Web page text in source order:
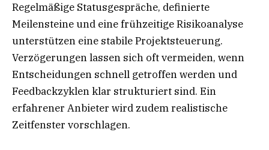
Regelmäßige Statusgespräche, definierte
Meilensteine und eine frühzeitige Risikoanalyse
unterstützen eine stabile Projektsteuerung.
Verzögerungen lassen sich oft vermeiden, wenn
Entscheidungen schnell getroffen werden und
Feedbackzyklen klar strukturiert sind. Ein
erfahrener Anbieter wird zudem realistische
Zeitfenster vorschlagen.